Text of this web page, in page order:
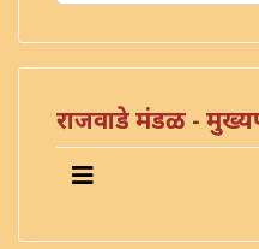
राजवाडे मंडळ -